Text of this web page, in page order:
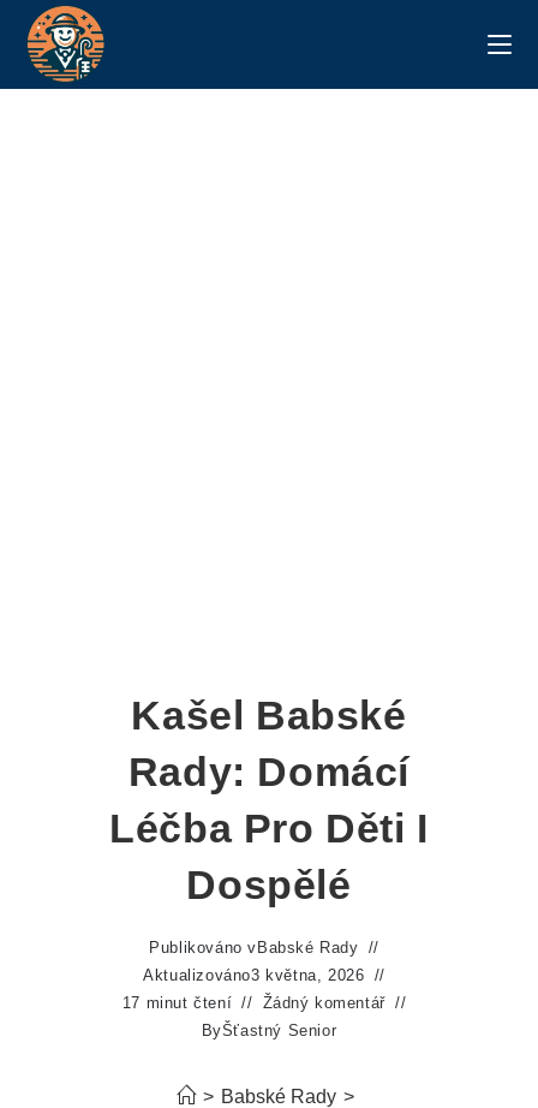
Kašel Babské
Rady: Domácí
Léčba Pro Děti I
Dospělé
Publikováno v Babské Rady
Aktualizováno3 května, 2026
17 minut čtení
Žádný komentář
ByŠťastný Senior
> Babské Rady >